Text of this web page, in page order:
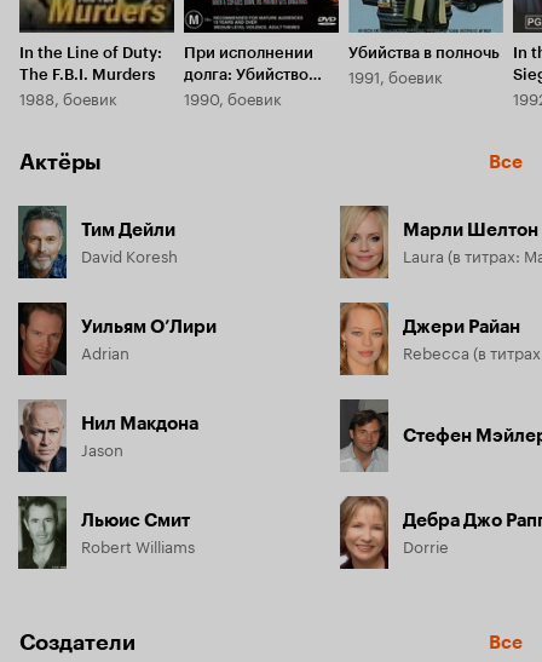
In the Line of Duty:
The F.B.I. Murders
1988, боевик
При исполнении
долга: Убийство
полицейского
1990, боевик
Убийства в полночь
1991, боевик
In
Актёры Все
Тим Дейли
David Koresh
Уильям О’Лири
Adrian
Нил Макдона
Jason
Льюис Смит
Robert Williams
Марли Шелтон
Laura (в титрах:
Джери Райан
Стефен
Дебра Джо
Dorrie
Создатели Все